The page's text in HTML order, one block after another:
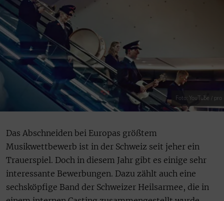
Foto: YouTube / pro
Das Abschneiden bei Europas größtem
Musikwettbewerb ist in der Schweiz seit jeher ein
Trauerspiel. Doch in diesem Jahr gibt es einige sehr
interessante Bewerbungen. Dazu zählt auch eine
sechsköpfige Band der Schweizer Heilsarmee, die in